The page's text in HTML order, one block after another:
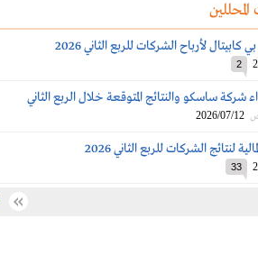
لأرباح الشركات للربع الثاني 2026
2
شركة ساسكو والنتائج المتوقعة خلال الربع الثاني
2026/07/12
لنتائج الشركات للربع الثاني 2026
33